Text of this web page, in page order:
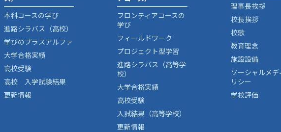
本科コースの学び
進路シラバス（高校）
学びのプラスアルファ
大学合格実績
高校受験
高校 入学試験結果
更新情報
フロンティアコースの
学び
フィールドワーク
プロジェクト型学習
進路シラバス（高等学
校）
大学合格実績
高校受験
入試結果（高等学校）
更新情報
理事長挨拶
校長挨拶
校歌
教育理念
施設設備
ソーシャルメデ
リシー
学校評価